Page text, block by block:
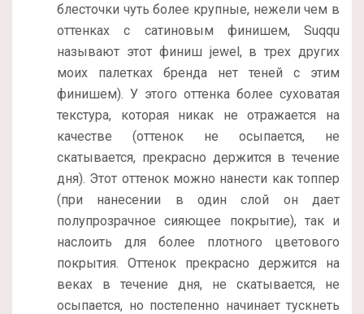
блесточки чуть более крупные, нежели чем в
оттенках с сатиновым финишем, Suqqu
называют этот финиш jewel, в трех других
моих палетках бренда нет теней с этим
финишем). У этого оттенка более суховатая
текстура, которая никак не отражается на
качестве (оттенок не осыпается, не
скатывается, прекрасно держится в течение
дня). Этот оттенок можно нанести как топпер
(при нанесении в один слой он дает
полупрозрачное сияющее покрытие), так и
наслоить для более плотного цветового
покрытия. Оттенок прекрасно держится на
веках в течение дня, не скатывается, не
осыпается, но постепенно начинает тускнеть